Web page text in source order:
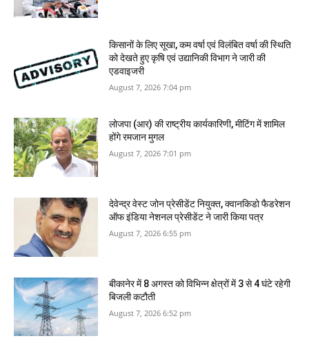
किसानों के लिए सूखा, कम वर्षा एवं विलंबित वर्षा की स्थिति
को देखते हुए कृषि एवं उद्यानिकी विभाग ने जारी की
एडवाइजरी
August 7, 2026 7:04 pm
लोजपा (आर) की राष्ट्रीय कार्यकारिणी, मीटिंग में शामिल
होंगे रमजान मुगल
August 7, 2026 7:01 pm
देवेन्द्र वेस्ट जोन प्रेसीडेंट नियुक्त, क्वानकिडो फैडरेशन
ऑफ इंडिया नेशनल प्रेसीडेंट ने जारी किया पत्र
August 7, 2026 6:55 pm
बीकानेर में 8 अगस्‍त को विभिन्‍न क्षेत्रों में 3 से 4 घंटे रहेगी
बिजली कटौती
August 7, 2026 6:52 pm